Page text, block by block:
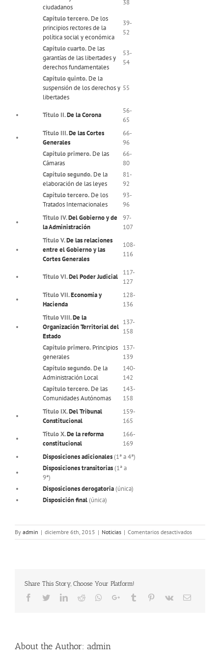
ciudadanos
38
Capítulo tercero. De los
principios rectores de la
política social y económica
39-
52
Capítulo cuarto. De las
garantías de las libertades y
derechos fundamentales
53-
54
Capítulo quinto. De la
suspensión de los derechos y
libertades
55
• Título II.De la Corona
56-
65
•
Título III.De las Cortes
Generales
66-
96
Capítulo primero. De las
Cámaras
66-
80
Capítulo segundo. De la
elaboración de las leyes
81-
92
Capítulo tercero. De los
Tratados Internacionales
93-
96
•
Título IV.Del Gobierno y de
la Administración
97-
107
•
Título V.De las relaciones
entre el Gobierno y las
Cortes Generales
108-
116
• Título VI.Del Poder Judicial
117-
127
•
Título VII.Economía y
Hacienda
128-
136
•
Título VIII.De la
Organización Territorial del
Estado
137-
158
Capítulo primero. Principios
generales
137-
139
Capítulo segundo. De la
Administración Local
140-
142
Capítulo tercero. De las
Comunidades Autónomas
143-
158
•
Título IX.Del Tribunal
Constitucional
159-
165
•
Título X.De la reforma
constitucional
166-
169
•
Disposiciones adicionales(1ª a 4ª)
•
Disposiciones transitorias(1ª a
9ª)
•
Disposiciones derogatoria(única)
•
Disposición final(única)
By admin | diciembre 6th, 2015 | Noticias | Comentarios desactivadosen
El
Share This Story, Choose Your Platform!
Facebook
TwitterLinkedIn
Reddit Whatsapp
Google+Tumblr Pinterest
Vk Email
About the Author: admin